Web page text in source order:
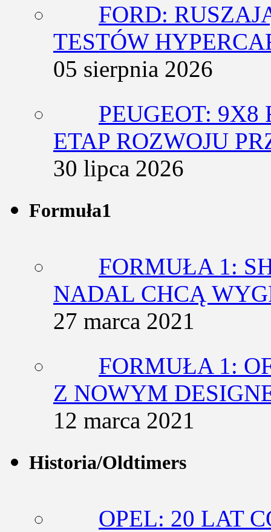
FORD:
TESTÓW
05 sierpnia 2026
PEUGEOT: 9X8
ETAP ROZWOJU
30 lipca 2026
Formuła1
FORMUŁA 1:
NADAL CHCĄ
27 marca 2021
FORMUŁA 1:
Z NOWYM
12 marca 2021
Historia/Oldtimers
OPEL: 20 LAT